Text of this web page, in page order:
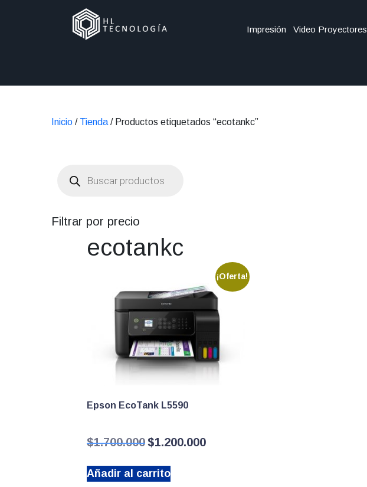
Impresión Video Proyectores
Inicio / Tienda / Productos etiquetados “ecotankc”
productos
Filtrar por precio
ecotankc
¡Oferta!
Epson EcoTank L5590
$1.700.000 El
precio
era:
$1.200.000El
Añadir al carrito